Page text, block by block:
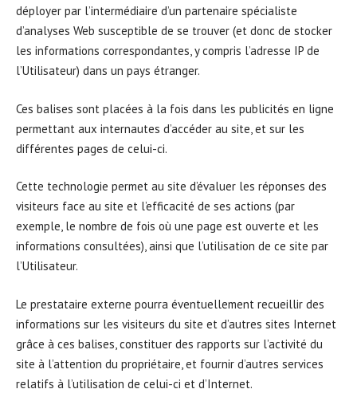
déployer par l’intermédiaire d’un partenaire spécialiste
d’analyses Web susceptible de se trouver (et donc de stocker
les informations correspondantes, y compris l’adresse IP de
l’Utilisateur) dans un pays étranger.
Ces balises sont placées à la fois dans les publicités en ligne
permettant aux internautes d’accéder au site, et sur les
différentes pages de celui-ci.
Cette technologie permet au site d’évaluer les réponses des
visiteurs face au site et l’efficacité de ses actions (par
exemple, le nombre de fois où une page est ouverte et les
informations consultées), ainsi que l’utilisation de ce site par
l’Utilisateur.
Le prestataire externe pourra éventuellement recueillir des
informations sur les visiteurs du site et d’autres sites Internet
grâce à ces balises, constituer des rapports sur l’activité du
site à l’attention du propriétaire, et fournir d’autres services
relatifs à l’utilisation de celui-ci et d’Internet.